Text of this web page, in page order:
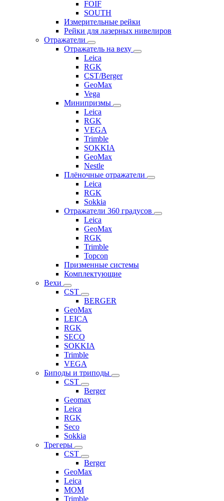
FOIF
SOUTH
Измерительные рейки
Рейки для лазерных нивелиров
Отражатели
Отражатель на веху
Leica
RGK
CST/Berger
GeoMax
Vega
Минипризмы
Leica
RGK
VEGA
Trimble
SOKKIA
GeoMax
Nestle
Плёночные отражатели
Leica
RGK
Sokkia
Отражатели 360 градусов
Leica
GeoMax
RGK
Trimble
Topcon
Призменные системы
Комплектующие
Вехи
CST
BERGER
GeoMax
LEICA
RGK
SECO
SOKKIA
Trimble
VEGA
Биподы и триподы
CST
Berger
Geomax
Leica
RGK
Seco
Sokkia
Трегеры
CST
Berger
GeoMax
Leica
MOM
Trimble